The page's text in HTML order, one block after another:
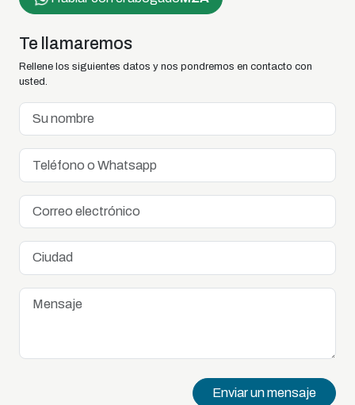
Te llamaremos
Rellene los siguientes datos y nos pondremos en contacto con
usted.
Enviar un mensaje